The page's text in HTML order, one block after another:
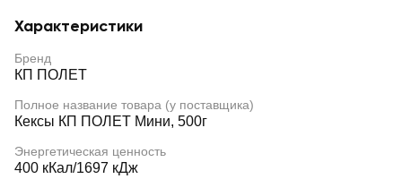
Характеристики
Бренд
КП ПОЛЕТ
Полное название товара (у поставщика)
Кексы КП ПОЛЕТ Мини, 500г
Энергетическая ценность
400 кКал/1697 кДж